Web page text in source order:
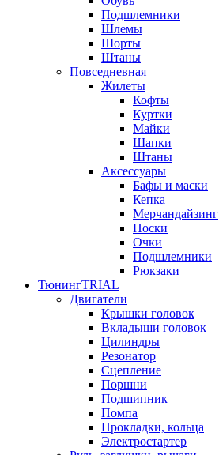
Подшлемники
Шлемы
Шорты
Штаны
Повседневная
Жилеты
Кофты
Куртки
Майки
Шапки
Штаны
Аксессуары
Бафы и маски
Кепка
Мерчандайзинг
Носки
Очки
Подшлемники
Рюкзаки
ТюнингTRIAL
Двигатели
Крышки головок
Вкладыши головок
Цилиндры
Резонатор
Сцепление
Поршни
Подшипник
Помпа
Прокладки, кольца
Электростартер